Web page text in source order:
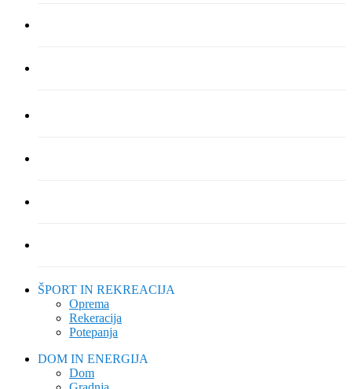
ŠPORT IN REKREACIJA
Oprema
Rekeracija
Potepanja
DOM IN ENERGIJA
Dom